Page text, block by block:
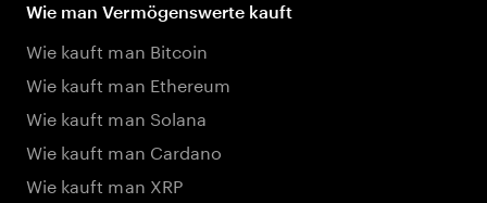
Wie man Vermögenswerte kauft
Wie kauft man Bitcoin
Wie kauft man Ethereum
Wie kauft man Solana
Wie kauft man Cardano
Wie kauft man XRP